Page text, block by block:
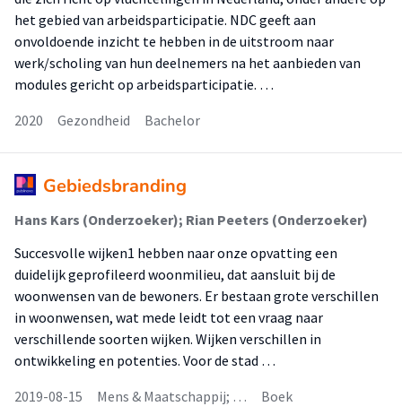
het gebied van arbeidsparticipatie. NDC geeft aan
onvoldoende inzicht te hebben in de uitstroom naar
werk/scholing van hun deelnemers na het aanbieden van
modules gericht op arbeidsparticipatie. …
2020
Gezondheid Bachelor
Gebiedsbranding
Hans Kars (Onderzoeker); Rian Peeters (Onderzoeker)
Succesvolle wijken1 hebben naar onze opvatting een
duidelijk geprofileerd woonmilieu, dat aansluit bij de
woonwensen van de bewoners. Er bestaan grote verschillen
in woonwensen, wat mede leidt tot een vraag naar
verschillende soorten wijken. Wijken verschillen in
ontwikkeling en potenties. Voor de stad …
2019-08-15
Mens & Maatschappij; … Boek